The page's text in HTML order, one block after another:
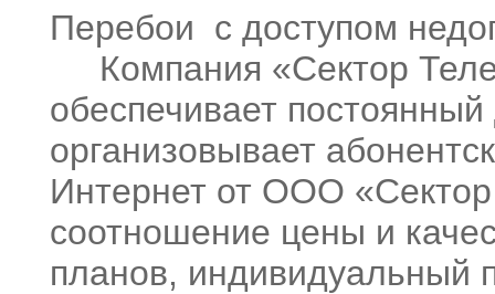
Перебои с доступом
Компания «Сектор
обеспечивает
организовывает
Интернет от ООО
соотношение цены и
планов, индивидуальный